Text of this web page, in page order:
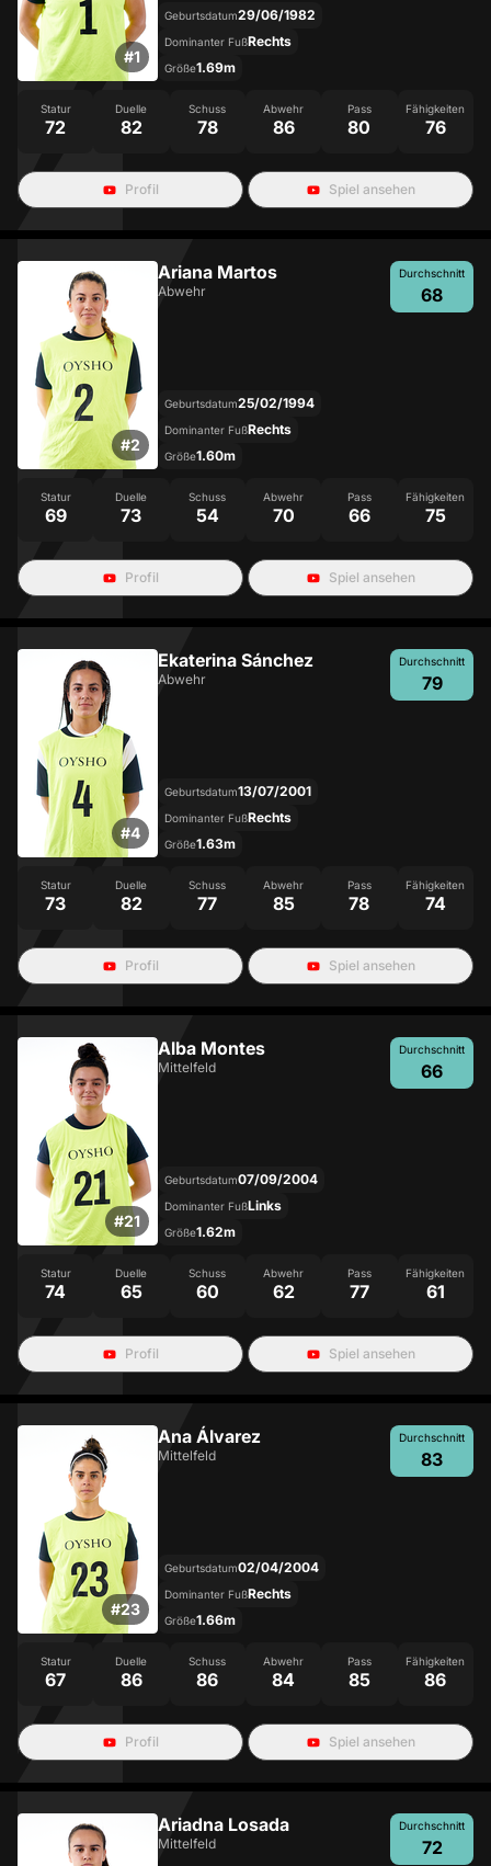
#1
Geburtsdatum29/06/1982
Dominanter FußRechts
Größe1.69m
Statur
72
Duelle
82
Schuss
78
Abwehr
86
Pass
80
Fähigkeiten
76
Profil Spiel ansehen
#2
Ariana Martos
Abwehr
Durchschnitt
68
Geburtsdatum25/02/1994
Dominanter FußRechts
Größe1.60m
Statur
69
Duelle
73
Schuss
54
Abwehr
70
Pass
66
Fähigkeiten
75
Profil Spiel ansehen
#4
Ekaterina Sánchez
Abwehr
Durchschnitt
79
Geburtsdatum13/07/2001
Dominanter FußRechts
Größe1.63m
Statur
73
Duelle
82
Schuss
77
Abwehr
85
Pass
78
Fähigkeiten
74
Profil Spiel ansehen
#21
Alba Montes
Mittelfeld
Durchschnitt
66
Geburtsdatum07/09/2004
Dominanter FußLinks
Größe1.62m
Statur
74
Duelle
65
Schuss
60
Abwehr
62
Pass
77
Fähigkeiten
61
Profil Spiel ansehen
#23
Ana Álvarez
Mittelfeld
Durchschnitt
83
Geburtsdatum02/04/2004
Dominanter FußRechts
Größe1.66m
Statur
67
Duelle
86
Schuss
86
Abwehr
84
Pass
85
Fähigkeiten
86
Profil Spiel ansehen
Ariadna Losada
Mittelfeld
Durchschnitt
72